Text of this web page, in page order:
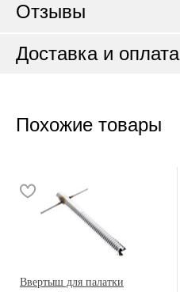
Отзывы
Доставка и оплата
Похожие товары
Ввертыш для палатки